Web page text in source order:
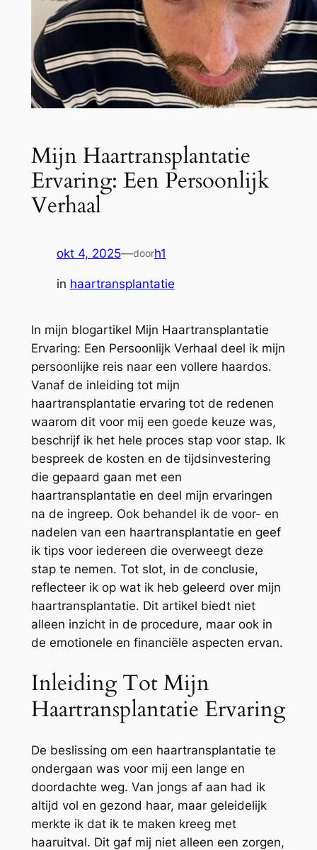
Mijn Haartransplantatie
Ervaring: Een Persoonlijk
Verhaal
okt 4, 2025—doorh1
in haartransplantatie
In mijn blogartikel Mijn Haartransplantatie
Ervaring: Een Persoonlijk Verhaal deel ik mijn
persoonlijke reis naar een vollere haardos.
Vanaf de inleiding tot mijn
haartransplantatie ervaring tot de redenen
waarom dit voor mij een goede keuze was,
beschrijf ik het hele proces stap voor stap. Ik
bespreek de kosten en de tijdsinvestering
die gepaard gaan met een
haartransplantatie en deel mijn ervaringen
na de ingreep. Ook behandel ik de voor- en
nadelen van een haartransplantatie en geef
ik tips voor iedereen die overweegt deze
stap te nemen. Tot slot, in de conclusie,
reflecteer ik op wat ik heb geleerd over mijn
haartransplantatie. Dit artikel biedt niet
alleen inzicht in de procedure, maar ook in
de emotionele en financiële aspecten ervan.
Inleiding Tot Mijn
Haartransplantatie Ervaring
De beslissing om een haartransplantatie te
ondergaan was voor mij een lange en
doordachte weg. Van jongs af aan had ik
altijd vol en gezond haar, maar geleidelijk
merkte ik dat ik te maken kreeg met
haaruitval. Dit gaf mij niet alleen een zorgen,